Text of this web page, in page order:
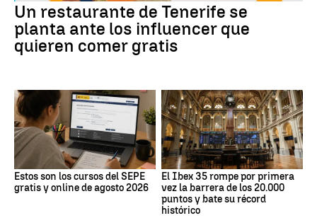
Un restaurante de Tenerife se
planta ante los influencer que
quieren comer gratis
Estos son los cursos del SEPE
gratis y online de agosto 2026
El Ibex 35 rompe por primera
vez la barrera de los 20.000
puntos y bate su récord
histórico